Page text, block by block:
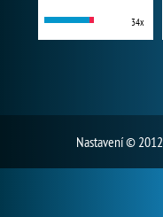
34x
Nastavení© 2012